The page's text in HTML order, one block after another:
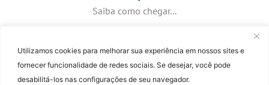
Utilizamos cookies para melhorar sua experiência em nossos sites e
fornecer funcionalidade de redes sociais. Se desejar, você pode
desabilitá-los nas configurações de seu navegador.
Saiba como chegar...
+ 55 (31) 3115-7000​